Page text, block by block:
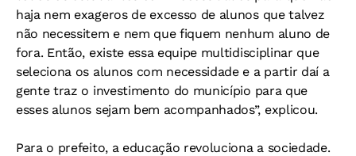
haja nem exageros de excesso de alunos que talvez
não necessitem e nem que fiquem nenhum aluno de
fora. Então, existe essa equipe multidisciplinar que
seleciona os alunos com necessidade e a partir daí a
gente traz o investimento do município para que
esses alunos sejam bem acompanhados”, explicou.
Para o prefeito, a educação revoluciona a sociedade.